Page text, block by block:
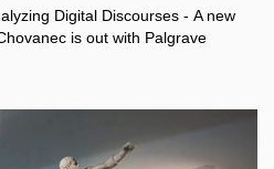
Digital Discourses - A new
is out with Palgrave